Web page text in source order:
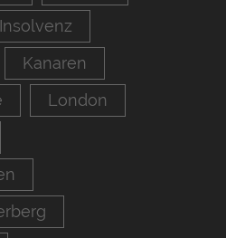
Insolvenz
Kanaren
London